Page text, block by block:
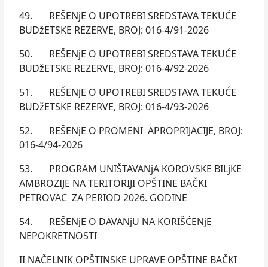
49. REŠENjE O UPOTREBI SREDSTAVA TEKUĆE
BUDžETSKE REZERVE, BROJ: 016-4/91-2026
50. REŠENjE O UPOTREBI SREDSTAVA TEKUĆE
BUDžETSKE REZERVE, BROJ: 016-4/92-2026
51. REŠENjE O UPOTREBI SREDSTAVA TEKUĆE
BUDžETSKE REZERVE, BROJ: 016-4/93-2026
52. REŠENjE O PROMENI APROPRIJACIJE, BROJ:
016-4/94-2026
53. PROGRAM UNIŠTAVANjA KOROVSKE BILjKE
AMBROZIJE NA TERITORIJI OPŠTINE BAČKI
PETROVAC ZA PERIOD 2026. GODINE
54. REŠENjE O DAVANjU NA KORIŠĆENjE
NEPOKRETNOSTI
II NAČELNIK OPŠTINSKE UPRAVE OPŠTINE BAČKI